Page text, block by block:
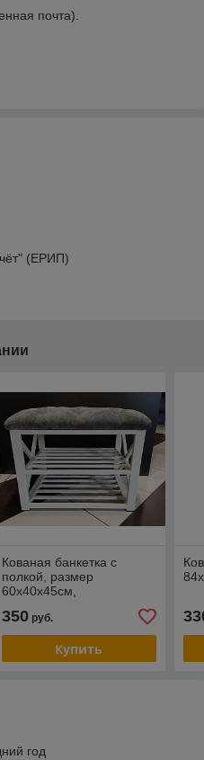
почта).
(ЕРИП)
Кованая банкетка с
полкой, размер
60х40х45см,
350руб.
Купить
год